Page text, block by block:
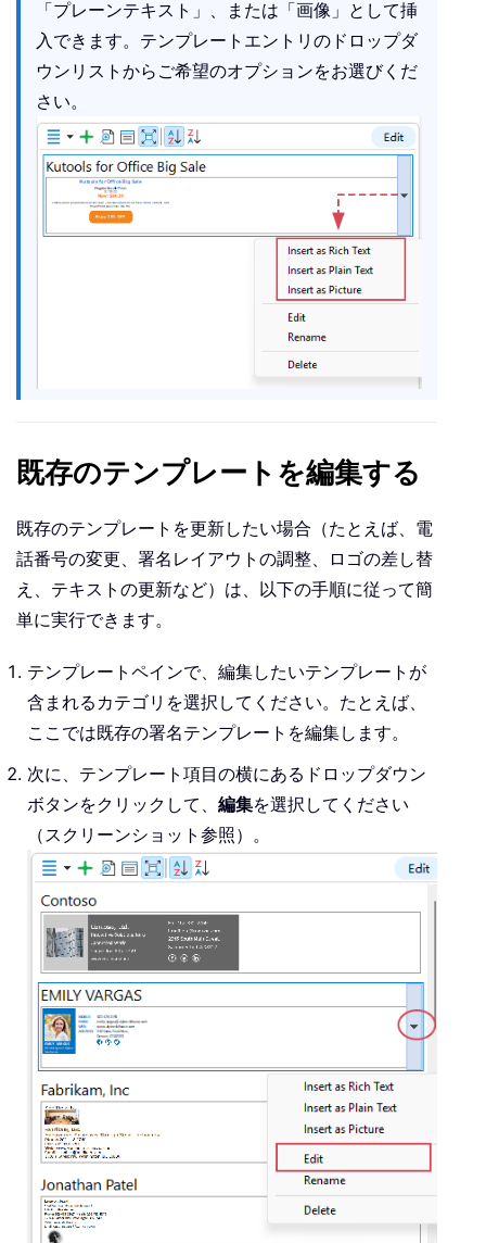
「プレーンテキスト」、または「画像」として挿
入できます。テンプレートエントリのドロップダ
ウンリストからご希望のオプションをお選びくだ
さい。
既存のテンプレートを編集する
既存のテンプレートを更新したい場合（たとえば、電
話番号の変更、署名レイアウトの調整、ロゴの差し替
え、テキストの更新など）は、以下の手順に従って簡
単に実行できます。
テンプレートペインで、編集したいテンプレートが
含まれるカテゴリを選択してください。たとえば、
ここでは既存の署名テンプレートを編集します。
次に、テンプレート項目の横にあるドロップダウン
ボタンをクリックして、 編集を選択してください
（スクリーンショット参照）。